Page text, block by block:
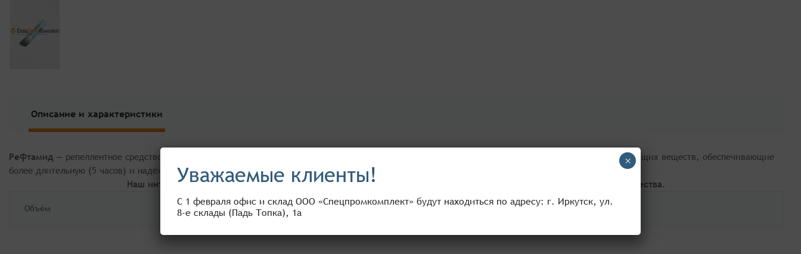
Описание и характеристики
Рефтамид— репеллентное средство для эффективной борьбы с кровососущими насекомыми. В его состав входят увеличенные количества действующих веществ, обеспечивающие
более длительную (5 часов) и надёжную защиту от комаров, мокрецов, москитов, мошек, слепней, блох, а также от таёжных и лесных клещей.
Наш интернет-магазин представляет вам большой каталог продукции, отвечающей всем стандартам и нормам качества.
Объём 150мл
Уважаемые клиенты!
С 1 февраля офис и склад ООО «Спецпромкомплект» будут находиться по адресу: г. Иркутск, ул.
8-е склады (Падь Топка), 1а
×